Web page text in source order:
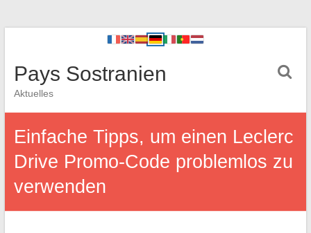
Pays Sostranien
Aktuelles
Einfache Tipps, um einen Leclerc
Drive Promo-Code problemlos zu
verwenden